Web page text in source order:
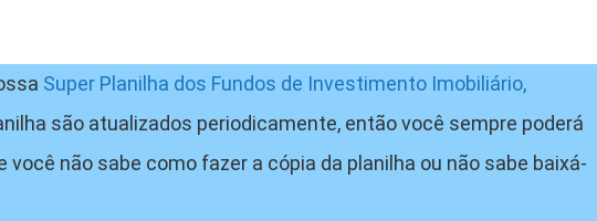
Super Planilha dos Fundos de Investimento Imobiliário,
são atualizados periodicamente, então você sempre poderá
você não sabe como fazer a cópia da planilha ou não sabe baixá-